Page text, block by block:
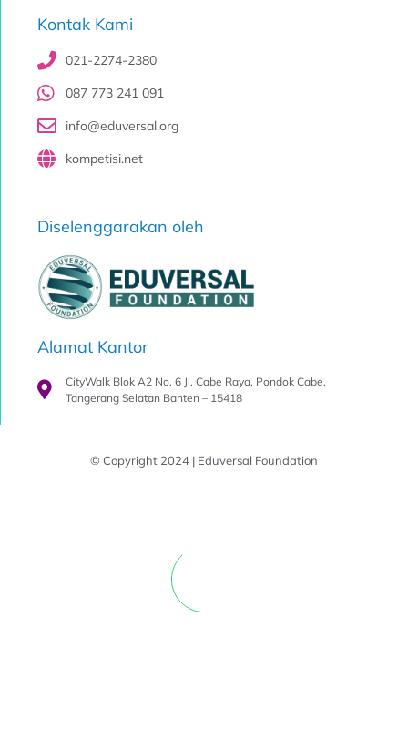
Kontak Kami
021-2274-2380
087 773 241 091
info@eduversal.org
kompetisi.net
Diselenggarakan oleh
Alamat Kantor
CityWalk Blok A2 No. 6 Jl. Cabe Raya, Pondok Cabe,
Tangerang Selatan Banten – 15418
© Copyright 2024 | Eduversal Foundation